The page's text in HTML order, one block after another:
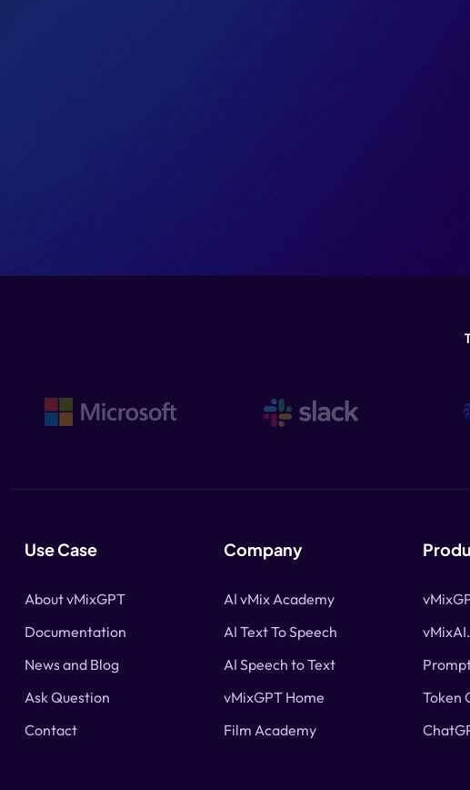
Use Case
About vMixGPT
Documentation
News and Blog
Ask Question
Contact
Company
AI vMix Academy
AI Text To Speech
AI Speech to Text
vMixGPT Home
Film Academy
Token